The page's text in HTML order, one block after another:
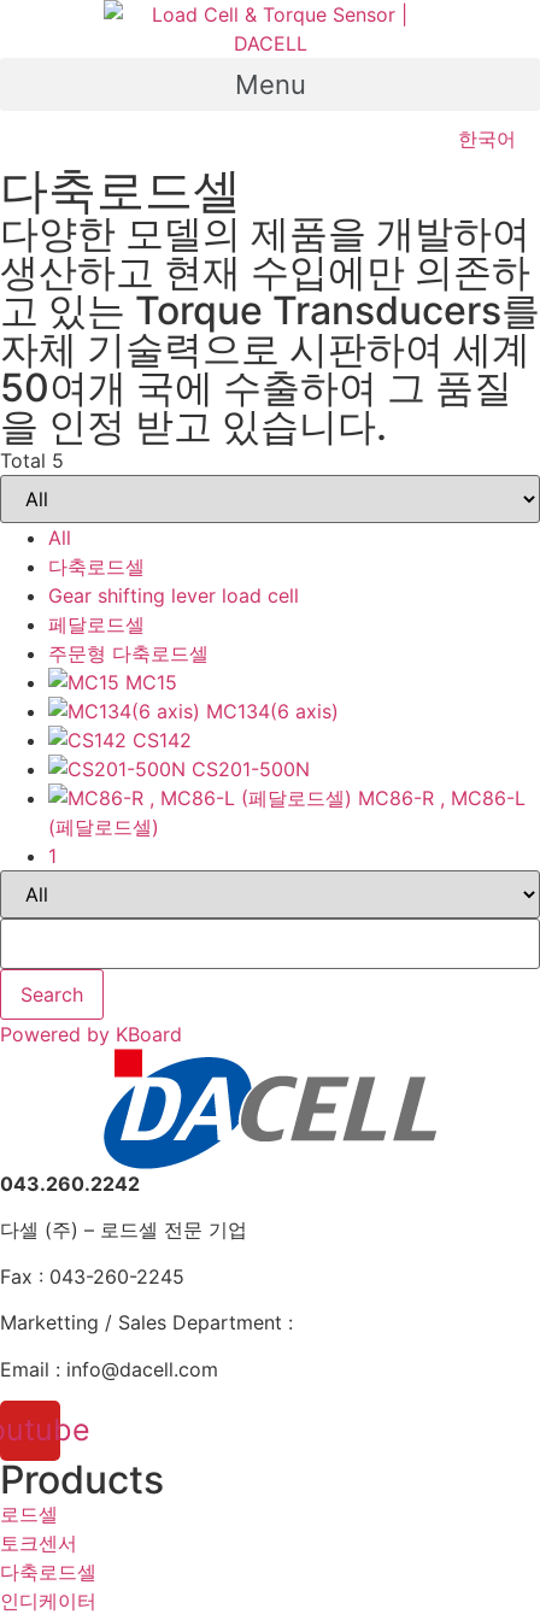
Menu
한국어
다축로드셀
다양한 모델의 제품을 개발하여
생산하고 현재 수입에만 의존하
고 있는 Torque Transducers를
자체 기술력으로 시판하여 세계
50여개 국에 수출하여 그 품질
을 인정 받고 있습니다.
Total 5
All
다축로드셀
Gear shifting lever load cell
페달로드셀
주문형 다축로드셀
MC15
MC134(6 axis)
CS142
CS201-500N
MC86-R , MC86-L
(페달로드셀)
1
Search
Powered by KBoard
043.260.2242
다셀 (주) – 로드셀 전문 기업
Fax : 043-260-2245
Marketting / Sales Department :
Email : info@dacell.com
Products
로드셀
토크센서
다축로드셀
인디케이터